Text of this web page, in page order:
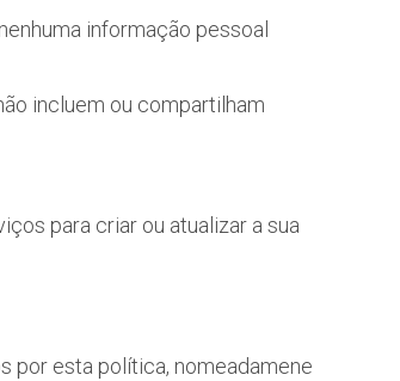
informação pessoal
incluem ou compartilham
para criar ou atualizar a sua
por esta política, nomeadamene